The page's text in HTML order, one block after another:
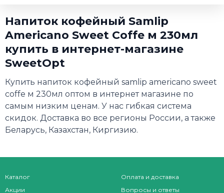
Напиток кофейный Samlip
Americano Sweet Coffe м 230мл
купить в интернет-магазине
SweetOpt
Купить напиток кофейный samlip americano sweet
coffe м 230мл оптом в интернет магазине по
самым низким ценам. У нас гибкая система
скидок. Доставка во все регионы России, а также
Беларусь, Казахстан, Киргизию.
Каталог
Акции
Оплата и доставка
Вопросы и ответы